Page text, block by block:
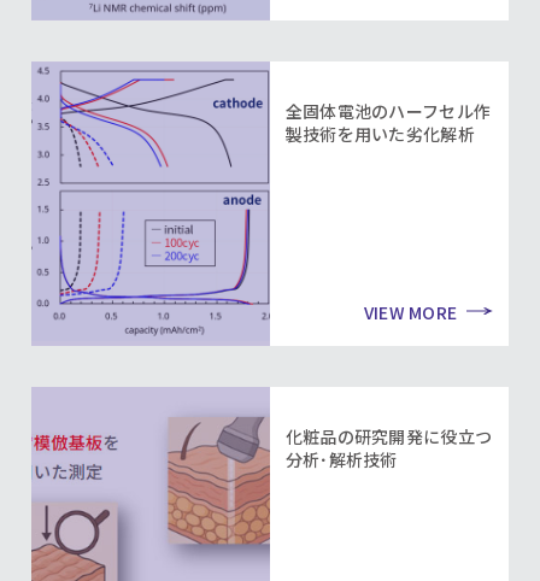
全固体電池のハーフセル作
製技術を用いた劣化解析
VIEW MORE
化粧品の研究開発に役立つ
分析･解析技術